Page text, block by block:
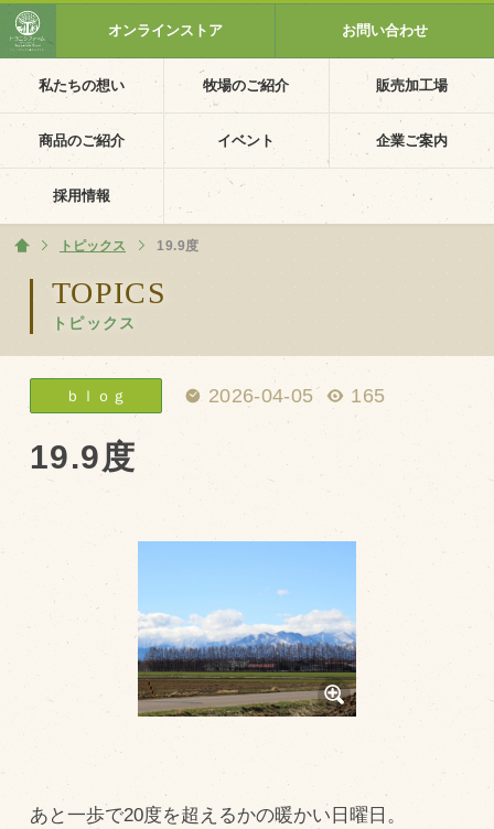
私たちの想い 牧場のご紹介 販売加工場
商品のご紹介 イベント 企業ご案内
採用情報
オンラインストア お問い合わせ
TOPICS
トピックス
ホーム
トピックス 19.9度
ｂｌｏｇ 2026-04-05 165
19.9度
あと一歩で20度を超えるかの暖かい日曜日。
ホーム
私たちの想い
PV動画
イベントカレンダー
イベント一覧
採用情報
企業ご案内
会社概要・沿革
アクセス
お知らせ
お客様の声
オリジナル投稿レシピ
十勝帯広の観光
採用情報